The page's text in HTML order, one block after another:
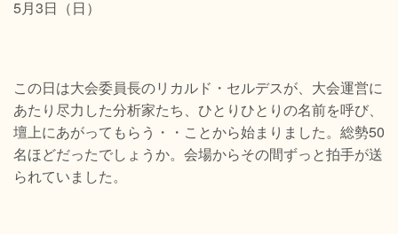
5月3日（日）
この日は大会委員長のリカルド・セルデスが、大会運営に
あたり尽力した分析家たち、ひとりひとりの名前を呼び、
壇上にあがってもらう・・ことから始まりました。総勢50
名ほどだったでしょうか。会場からその間ずっと拍手が送
られていました。